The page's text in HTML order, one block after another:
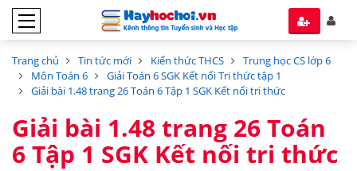
Trang chủ Tin tức mới Kiến thức THCS
Trung học CS lớp 6
Môn Toán 6
Giải Toán 6 SGK Kết nối Tri thức tập 1
Giải bài 1.48 trang 26 Toán 6 Tập 1 SGK Kết nối tri thức
Giải bài 1.48 trang 26 Toán
6 Tập 1 SGK Kết nối tri thức